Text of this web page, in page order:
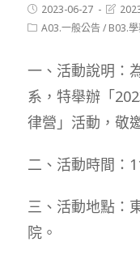
Post
published:
2023-06-27
Post
PostA03.一般公告/ B03.
一、活動說明：
系，特舉辦「
律營」活動，敬
二、活動時間：
三、活動地點：
院。